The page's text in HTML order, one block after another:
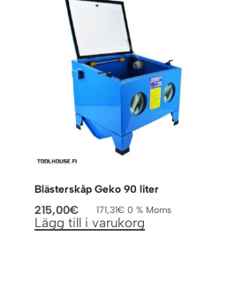
Blästerskåp Geko 90 liter
215,00€ 171,31€ 0 % Moms
Lägg till i varukorg